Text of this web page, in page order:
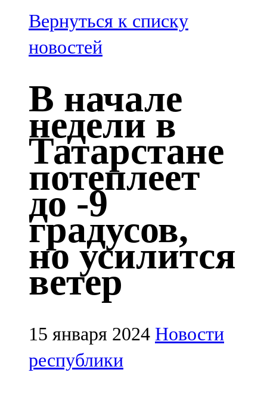
100,3 FM
Зәй
106,6 FM
Кадыбаш
105,2 FM
Казан
91,5 FM
Кайбыч
106,1 FM
Кама тамагы
71,51 FM
Кукмара
107,9 FM
Лениногорский
102,1 FM
Вернуться к списку
новостей
В начале
недели в
Татарстане
потеплеет
до -9
градусов,
но усилится
ветер
15 января 2024 Новости
республики